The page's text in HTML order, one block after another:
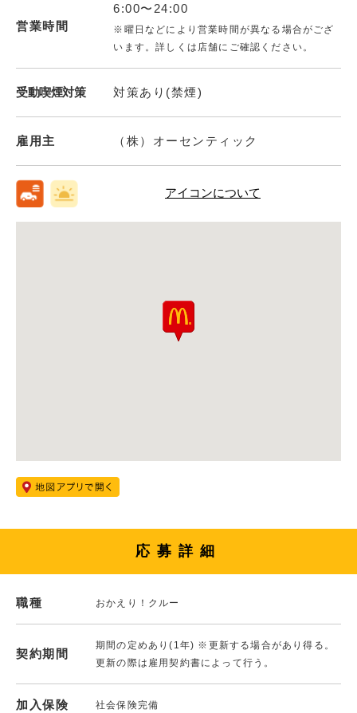
営業時間
6:00〜24:00
※曜日などにより営業時間が異なる場合がござ
います。詳しくは店舗にご確認ください。
受動喫煙対策 対策あり(禁煙)
雇用主 （株）オーセンティック
アイコンについて
応募詳細
職種 おかえり！クルー
契約期間
期間の定めあり(1年) ※更新する場合があり得る。
更新の際は雇用契約書によって行う。
加入保険 社会保険完備